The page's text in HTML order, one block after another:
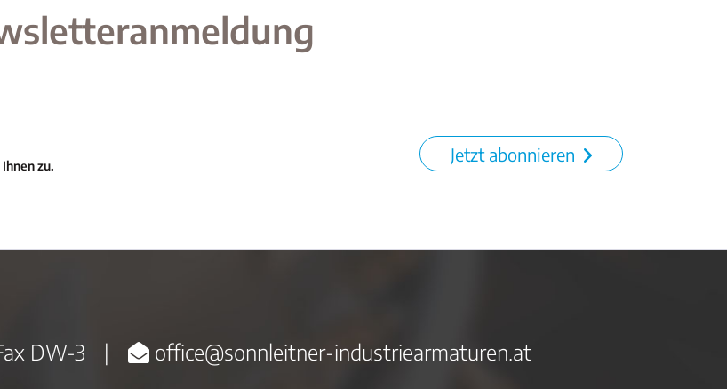
zu.
Jetzt abonnieren
DW-3 | office@sonnleitner-industriearmaturen.at